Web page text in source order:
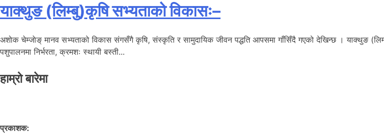
याक्थुङ (लिम्बु)कृषि सभ्यताको विकासः–
अशाेक चेम्जाेङ् मानव सभ्यताको विकास संगसँगै कृषि, संस्कृति र सामुदायिक जीवन पद्धति आपसमा गाँसिँदै गएको देखिन्छ । याक्थुङ
पशुपालनमा निर्भरता, क्रमशः स्थायी बस्ती...
हाम्रो बारेमा
प्रकाशक: